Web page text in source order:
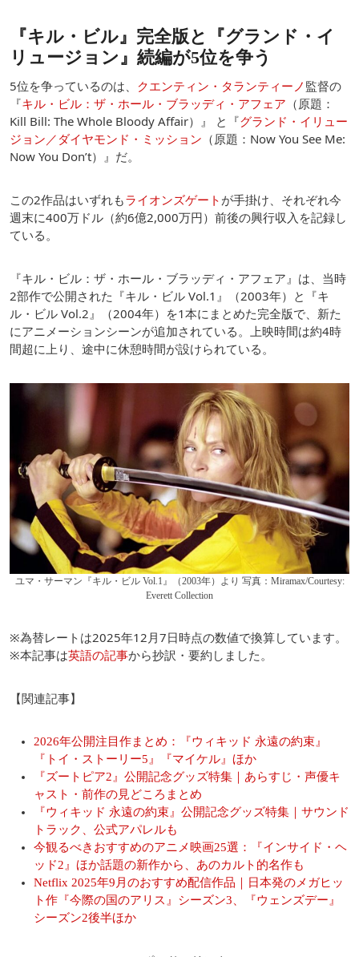
『キル・ビル』完全版と『グランド・イ
リュージョン』続編が5位を争う
5位を争っているのは、 クエンティン・タランティーノ 監督の
『キル・ビル：ザ・ホール・ブラッディ・アフェア （原題：
Kill Bill: The Whole Bloody Affair）』 と『グランド・イリュー
ジョン／ダイヤモンド・ミッション （原題：Now You See Me:
Now You Don’t）』だ。
この2作品はいずれもライオンズゲート が手掛け、それぞれ今
週末に400万ドル（約6億2,000万円）前後の興行収入を記録し
ている。
『キル・ビル：ザ・ホール・ブラッディ・アフェア』は、当時
2部作で公開された『キル・ビル Vol.1』（2003年）と『キ
ル・ビル Vol.2』（2004年）を1本にまとめた完全版で、新た
にアニメーションシーンが追加されている。上映時間は約4時
間超に上り、途中に休憩時間が設けられている。
ユマ・サーマン『キル・ビル Vol.1』（2003年）より 写真：Miramax/Courtesy:
Everett Collection
※為替レートは2025年12月7日時点の数値で換算しています。
※本記事は英語の記事から抄訳・要約しました。
【関連記事】
2026年公開注目作まとめ：『ウィキッド 永遠の約束』
『トイ・ストーリー5』『マイケル』ほか
『ズートピア2』公開記念グッズ特集｜あらすじ・声優キ
ャスト・前作の見どころまとめ
『ウィキッド 永遠の約束』公開記念グッズ特集｜サウンド
トラック、公式アパレルも
今観るべきおすすめのアニメ映画25選：『インサイド・ヘ
ッド2』ほか話題の新作から、あのカルト的名作も
Netflix 2025年9月のおすすめ配信作品｜日本発のメガヒッ
ト作『今際の国のアリス』シーズン3、『ウェンズデー』
シーズン2後半ほか